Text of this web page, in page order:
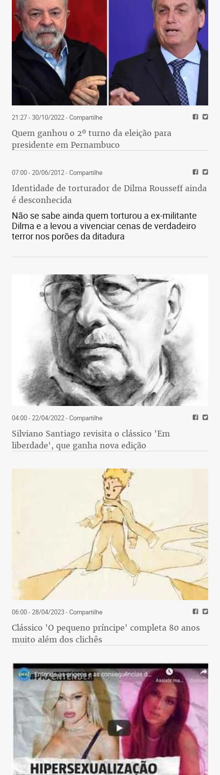
21:27 - 30/10/2022- Compartilhe
Quem ganhou o 2º turno da eleição para
presidente em Pernambuco
07:00 - 20/06/2012- Compartilhe
Identidade de torturador de Dilma Rousseff ainda
é desconhecida
Não se sabe ainda quem torturou a ex-militante
Dilma e a levou a vivenciar cenas de verdadeiro
terror nos porões da ditadura
04:00 - 22/04/2022- Compartilhe
Silviano Santiago revisita o clássico 'Em
liberdade', que ganha nova edição
06:00 - 28/04/2023- Compartilhe
Clássico 'O pequeno príncipe' completa 80 anos
muito além dos clichês